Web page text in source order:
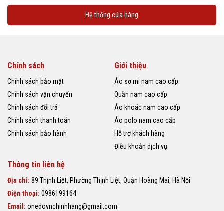
Hệ thống cửa hàng
Chính sách
Chính sách bảo mật
Chính sách vận chuyển
Chính sách đổi trả
Chính sách thanh toán
Chính sách bảo hành
Giới thiệu
Áo sơ mi nam cao cấp
Quần nam cao cấp
Áo khoác nam cao cấp
Áo polo nam cao cấp
Hỗ trợ khách hàng
Điều khoản dịch vụ
Thông tin liên hệ
Địa chỉ: 89 Thịnh Liệt, Phường Thịnh Liệt, Quận Hoàng Mai, Hà Nội
Điện thoại: 0986199164
Email: onedovnchinhhang@gmail.com